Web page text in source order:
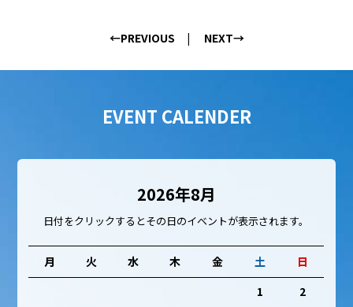
←PREVIOUS NEXT→
EVENT CALENDER
2026年8月
日付をクリックするとその日のイベントが表示されます。
月 火 水 木 金 土
日
1
2